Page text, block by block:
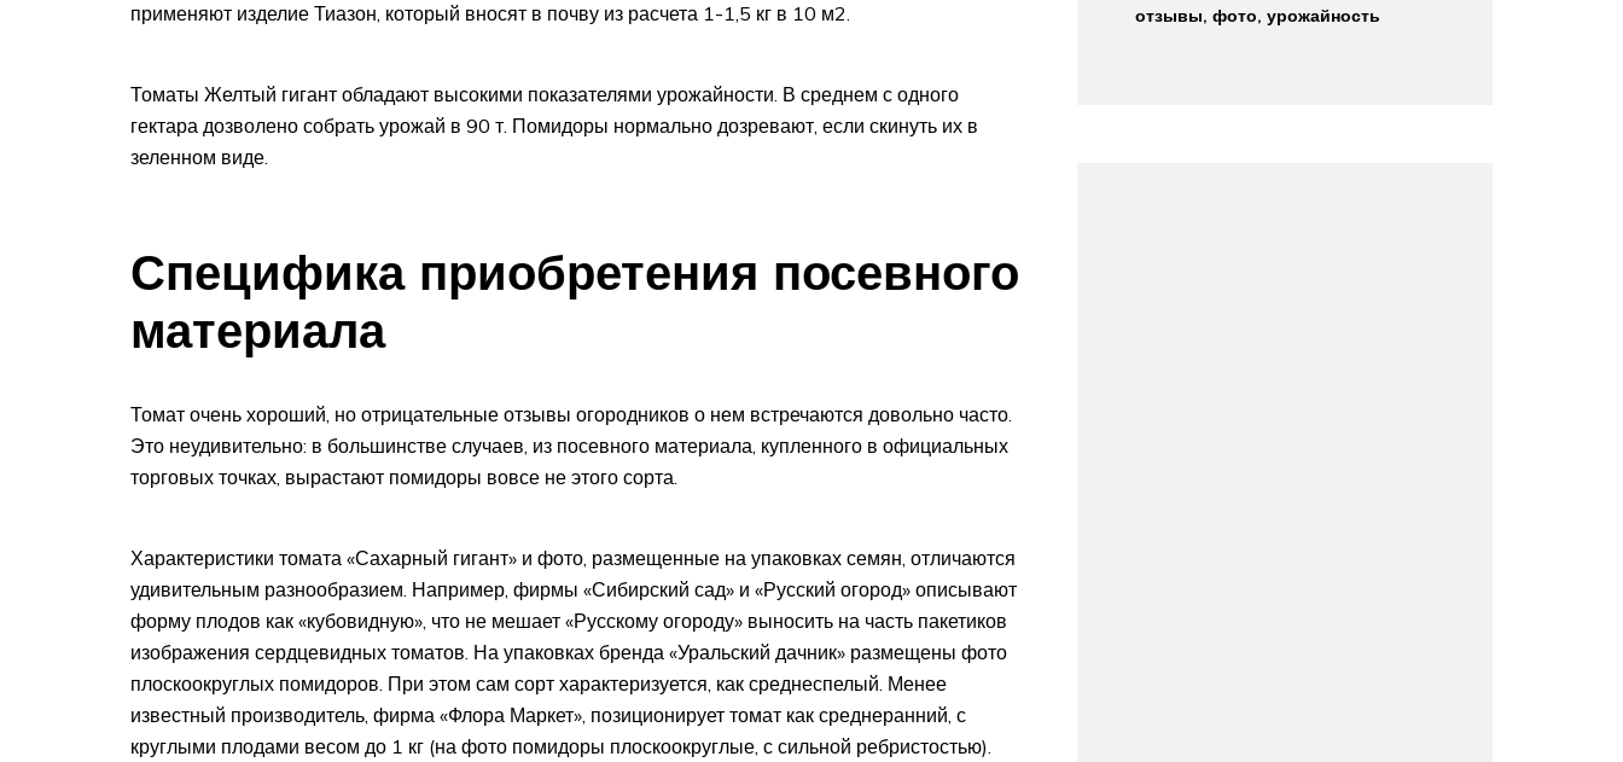
применяют изделие Тиазон, который вносят в почву из расчета 1-1,5 кг в 10 м2.
Томаты Желтый гигант обладают высокими показателями урожайности. В среднем с одного
гектара дозволено собрать урожай в 90 т. Помидоры нормально дозревают, если скинуть их в
зеленном виде.
Специфика приобретения посевного
материала
Томат очень хороший, но отрицательные отзывы огородников о нем встречаются довольно часто.
Это неудивительно: в большинстве случаев, из посевного материала, купленного в официальных
торговых точках, вырастают помидоры вовсе не этого сорта.
Характеристики томата «Сахарный гигант» и фото, размещенные на упаковках семян, отличаются
удивительным разнообразием. Например, фирмы «Сибирский сад» и «Русский огород» описывают
форму плодов как «кубовидную», что не мешает «Русскому огороду» выносить на часть пакетиков
изображения сердцевидных томатов. На упаковках бренда «Уральский дачник» размещены фото
плоскоокруглых помидоров. При этом сам сорт характеризуется, как среднеспелый. Менее
известный производитель, фирма «Флора Маркет», позиционирует томат как среднеранний, с
круглыми плодами весом до 1 кг (на фото помидоры плоскоокруглые, с сильной ребристостью).
отзывы, фото, урожайность